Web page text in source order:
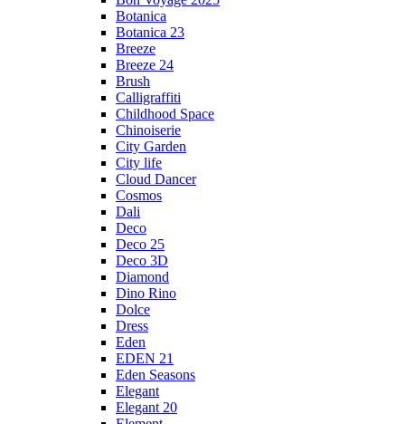
Botanica
Botanica 23
Breeze
Breeze 24
Brush
Calligraffiti
Childhood Space
Chinoiserie
City Garden
City life
Cloud Dancer
Cosmos
Dali
Deco
Deco 25
Deco 3D
Diamond
Dino Rino
Dolce
Dress
Eden
EDEN 21
Eden Seasons
Elegant
Elegant 20